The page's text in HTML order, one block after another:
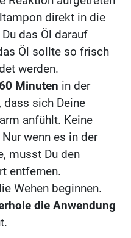
direkt in die
das Öl darauf
Öl sollte so frisch
werden.
60 Minuten in der
dass sich Deine
anfühlt. Keine
wenn es in der
musst Du den
entfernen.
Wehen beginnen.
die Anwendung